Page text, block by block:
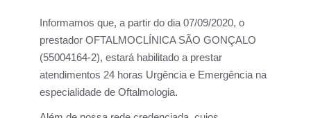
Informamos que, a partir do dia 07/09/2020, o
prestador OFTALMOCLÍNICA SÃO GONÇALO
(55004164-2), estará habilitado a prestar
atendimentos 24 horas Urgência e Emergência na
especialidade de Oftalmologia.